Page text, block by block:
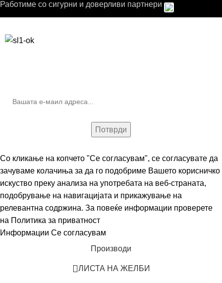
Работиме со сигурни и доверливи партнери
Со кликање на копчето "Се согласувам", се согласувате да
зачуваме колачиња за да го подобриме Вашето корисничко
искуство преку анализа на употребата на веб-страната,
подобрување на навигацијата и прикажување на
релевантна содржина. За повеќе информации проверете
на Политика за приватност
Информации Се согласувам
Производи
ЛИСТА НА ЖЕЛБИ